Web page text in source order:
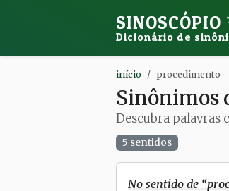
SINOSCÓPIO
Dicionário de
início procedimento
Sinônimos
Descubra palavras
5 sentidos
No sentido de “